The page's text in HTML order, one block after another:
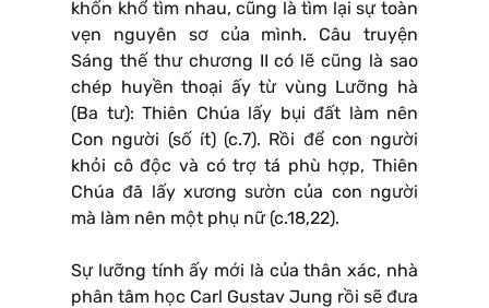
khốn khổ tìm nhau, cũng là tìm lại sự toàn
vẹn nguyên sơ của mình. Câu truyện
Sáng thế thư chương II có lẽ cũng là sao
chép huyền thoại ấy từ vùng Lưỡng hà
(Ba tư): Thiên Chúa lấy bụi đất làm nên
Con người (số ít) (c.7). Rồi để con người
khỏi cô độc và có trợ tá phù hợp, Thiên
Chúa đã lấy xương sườn của con người
mà làm nên một phụ nữ (c.18,22).
Sự lưỡng tính ấy mới là của thân xác, nhà
phân tâm học Carl Gustav Jung rồi sẽ đưa